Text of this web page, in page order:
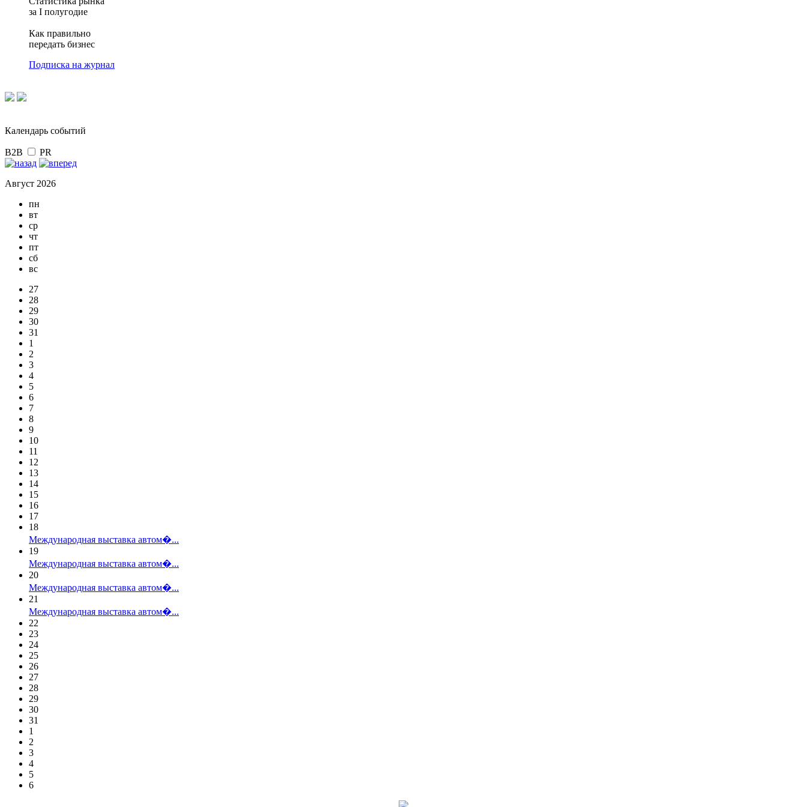
за I полугодие
Как правильно
передать бизнес
Подписка на журнал
Календарь событий
B2B PR
Август 2026
пн
вт
ср
чт
пт
сб
вс
27
28
29
30
31
1
2
3
4
5
6
7
8
9
10
11
12
13
14
15
16
17
18
Международная выставка автом�...
19
Международная выставка автом�...
20
Международная выставка автом�...
21
Международная выставка автом�...
22
23
24
25
26
27
28
29
30
31
1
2
3
4
5
6